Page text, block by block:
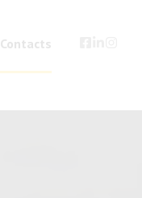
Contacts